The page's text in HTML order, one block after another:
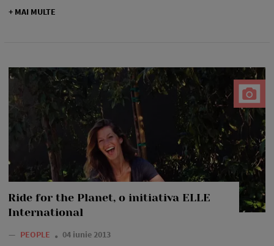
+ MAI MULTE
Ride for the Planet, o initiativa ELLE
International
— PEOPLE 04 iunie 2013